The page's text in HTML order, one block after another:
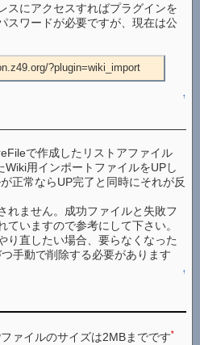
スにアクセスすればプラグインを
スワードが必要ですが、現在は公
?plugin=wiki_import
↑
で作成したリストアファイル
Wiki用インポートファイルをUPし
正常ならUP完了と同時にそれが反
れません。成功ファイルと失敗フ
ていますので参考にして下さい。
り直したい場合、要らなくなった
手動で削除する必要があります
↑
ァイルのサイズは2MBまでです*